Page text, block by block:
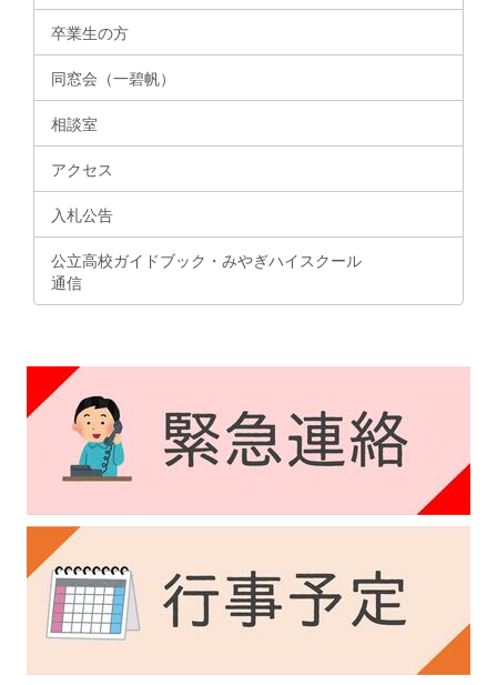
卒業生の方
同窓会（一碧帆）
相談室
アクセス
入札公告
公立高校ガイドブック・みやぎハイスクール
通信